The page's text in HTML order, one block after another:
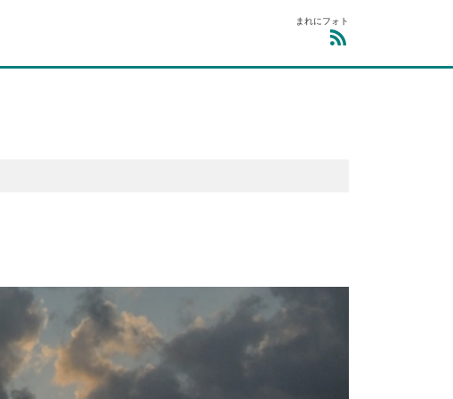
まれにフォト